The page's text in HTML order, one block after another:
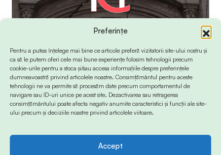
Preferințe
Pentru a putea înțelege mai bine ce articole preferă vizitatorii site-ului nostru și
ca să le putem oferi cele mai bune experiențe folosim tehnologii precum
cookie-urile pentru a stoca și/sau accesa informațiile despre preferințele
dumneavoastră privind articolele noastre. Consimțământul pentru aceste
tehnologii ne va permite să procesăm date precum comportamentul de
navigare sau ID-uri unice pe acest site. Dezactivarea sau retragerea
consimțământului poate afecta negativ anumite caracteristici și funcții ale site-
ului precum și deciziile noastre privind articolele viitoare.
Accept